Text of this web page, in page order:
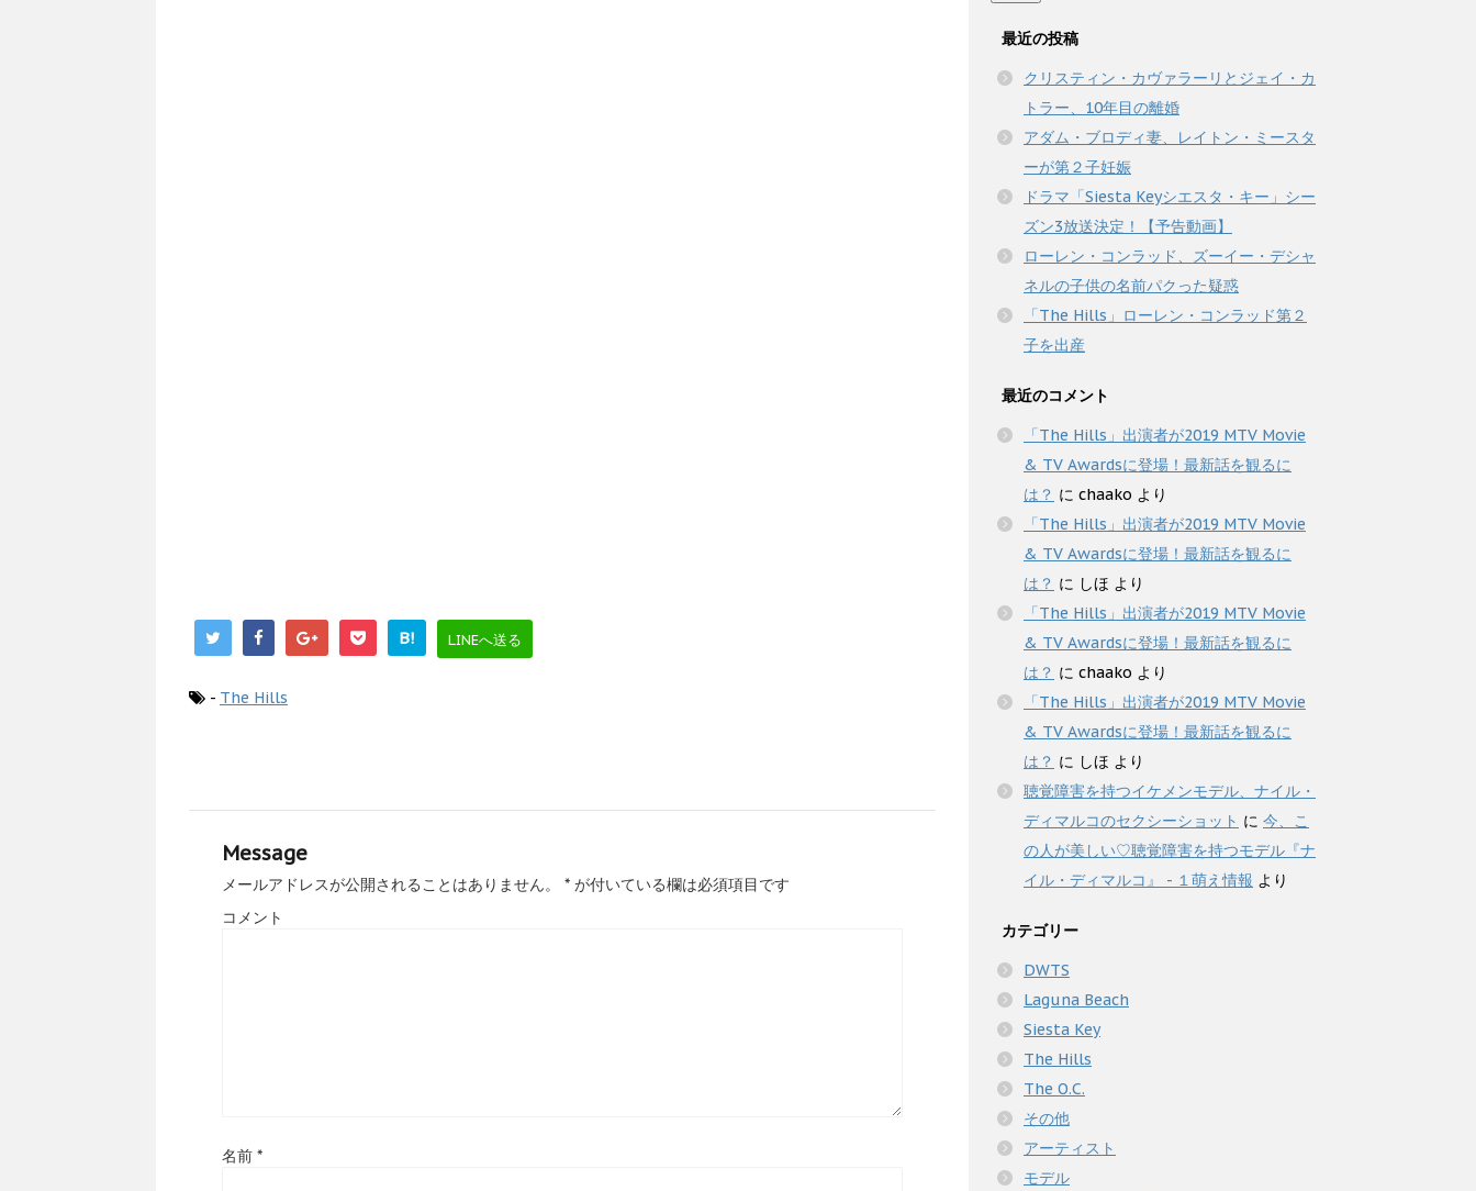
B! LINEへ送る
- The Hills
Message
メールアドレスが公開されることはありません。 * が付いている欄は必須項目です
コメント
名前 *
最近の投稿
クリスティン・カヴァラーリとジェイ・カ
トラー、10年目の離婚
アダム・ブロディ妻、レイトン・ミースタ
ーが第２子妊娠
ドラマ「Siesta Keyシエスタ・キー」シー
ズン3放送決定！【予告動画】
ローレン・コンラッド、ズーイー・デシャ
ネルの子供の名前パクった疑惑
「The Hills」ローレン・コンラッド第２
子を出産
最近のコメント
「The Hills」出演者が2019 MTV Movie
& TV Awardsに登場！最新話を観るに
は？ に chaako より
「The Hills」出演者が2019 MTV Movie
& TV Awardsに登場！最新話を観るに
は？ に しほ より
「The Hills」出演者が2019 MTV Movie
& TV Awardsに登場！最新話を観るに
は？ に chaako より
「The Hills」出演者が2019 MTV Movie
& TV Awardsに登場！最新話を観るに
は？ に しほ より
聴覚障害を持つイケメンモデル、ナイル・
ディマルコのセクシーショット に 今、こ
の人が美しい♡聴覚障害を持つモデル『ナ
イル・ディマルコ』 - １萌え情報 より
カテゴリー
DWTS
Laguna Beach
Siesta Key
The Hills
The O.C.
その他
アーティスト
モデル